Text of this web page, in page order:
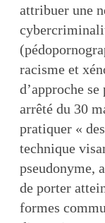
attribuer une
racisme et
d’approche
arrêté du 30
pratiquer «
technique
pseudonyme,
de porter
formes